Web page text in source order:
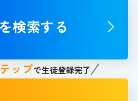
検索する
ップで生徒登録完了